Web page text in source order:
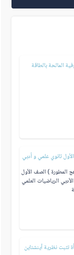
المالحة بالطاقة
ثانوي علمي و أدبي
المطورة ) الصف الأول
الرياضيات العلمي
نظرية آينشتاين